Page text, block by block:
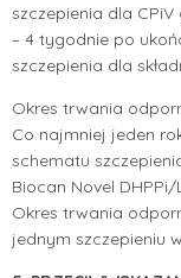
szczepienia dla CPiV
– 4 tygodnie po
szczepienia dla
Okres trwania
Co najmniej jeden
schematu
Biocan Novel DHPPi/
Okres trwania
jednym szczepieniu